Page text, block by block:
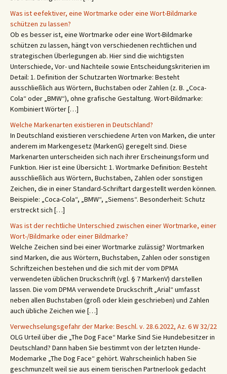
Was ist eefektiver, eine Wortmarke oder eine Wort-Bildmarke
schützen zu lassen?
Ob es besser ist, eine Wortmarke oder eine Wort-Bildmarke
schützen zu lassen, hängt von verschiedenen rechtlichen und
strategischen Überlegungen ab. Hier sind die wichtigsten
Unterschiede, Vor- und Nachteile sowie Entscheidungskriterien im
Detail: 1. Definition der Schutzarten Wortmarke: Besteht
ausschließlich aus Wörtern, Buchstaben oder Zahlen (z. B. „Coca-
Cola“ oder „BMW“), ohne grafische Gestaltung. Wort-Bildmarke:
Kombiniert Wörter […]
Welche Markenarten existieren in Deutschland?
In Deutschland existieren verschiedene Arten von Marken, die unter
anderem im Markengesetz (MarkenG) geregelt sind. Diese
Markenarten unterscheiden sich nach ihrer Erscheinungsform und
Funktion. Hier ist eine Übersicht: 1. Wortmarke Definition: Besteht
ausschließlich aus Wörtern, Buchstaben, Zahlen oder sonstigen
Zeichen, die in einer Standard-Schriftart dargestellt werden können.
Beispiele: „Coca-Cola“, „BMW“, „Siemens“. Besonderheit: Schutz
erstreckt sich […]
Was ist der rechtliche Unterschied zwischen einer Wortmarke, einer
Wort-/Bildmarke oder einer Bildmarke?
Welche Zeichen sind bei einer Wortmarke zulässig? Wortmarken
sind Marken, die aus Wörtern, Buchstaben, Zahlen oder sonstigen
Schriftzeichen bestehen und die sich mit der vom DPMA
verwendeten üblichen Druckschrift (vgl. § 7 MarkenV) darstellen
lassen. Die vom DPMA verwendete Druckschrift „Arial“ umfasst
neben allen Buchstaben (groß oder klein geschrieben) und Zahlen
auch übliche Zeichen wie […]
Verwechselungsgefahr der Marke: Beschl. v. 28.6.2022, Az. 6 W 32/22
OLG Urteil über die „The Dog Face“ Marke Sind Sie Hundebesitzer in
Deutschland? Dann haben Sie bestimmt von der letzten Hunde-
Modemarke „The Dog Face“ gehört. Wahrscheinlich haben Sie
geschmunzelt weil sie aus einem tierischen Partnerlook gedacht